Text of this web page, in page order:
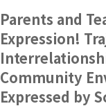
Parents and
Expression!
Community
Expressed by